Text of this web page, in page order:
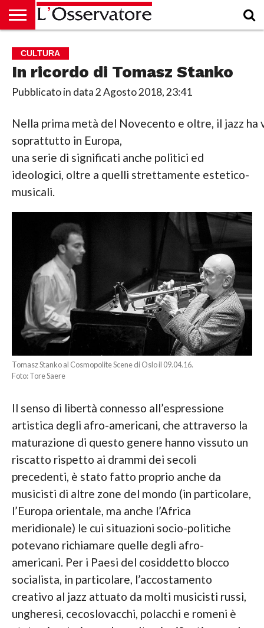
CULTURA
ECONOMIA
RUBRICHE
ARCHIVIO
PODCAST
ABBONAMENTO
CHI
SIAMO
ACCEDI
CULTURA
In ricordo di Tomasz Stanko
Pubblicato in data2 Agosto 2018, 23:41
Nella prima metà del Novecento e oltre, il jazz ha
soprattutto in Europa,
una serie di significati anche politici ed
ideologici, oltre a quelli strettamente estetico-
musicali.
Tomasz Stanko al Cosmopolite Scene di Oslo il 09.04.16.
Foto: Tore Saere
Il senso di libertà connesso all’espressione
artistica degli afro-americani, che attraverso la
maturazione di questo genere hanno vissuto un
riscatto rispetto ai drammi dei secoli
precedenti, è stato fatto proprio anche da
musicisti di altre zone del mondo (in particolare,
l’Europa orientale, ma anche l’Africa
meridionale) le cui situazioni socio-politiche
potevano richiamare quelle degli afro-
americani. Per i Paesi del cosiddetto blocco
socialista, in particolare, l’accostamento
creativo al jazz attuato da molti musicisti russi,
ungheresi, cecoslovacchi, polacchi e romeni è